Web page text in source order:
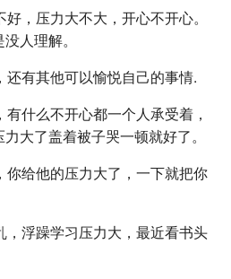
，压力大不大，开心不开心。
人理解。
有其他可以愉悦自己的事情.
什么不开心都一个人承受着，
大了盖着被子哭一顿就好了。
给他的压力大了，一下就把你
浮躁学习压力大，最近看书头